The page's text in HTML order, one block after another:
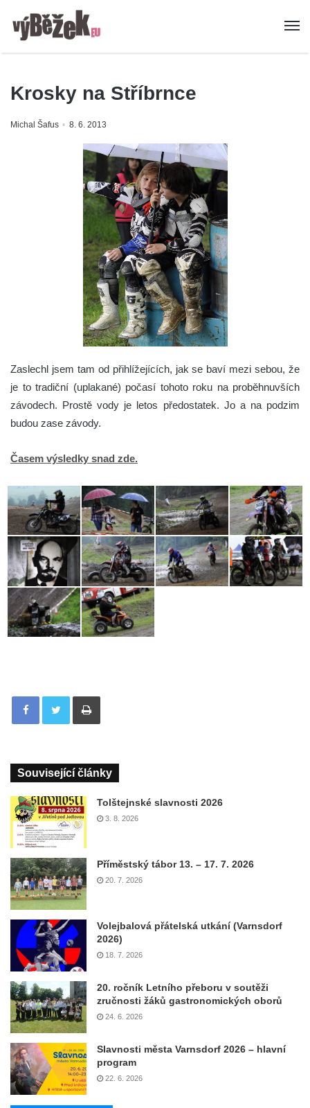
Krosky na Stříbrnce
Michal Šafus 8. 6. 2013
Zaslechl jsem tam od přihlížejících, jak se baví mezi sebou, že
je to tradiční (uplakané) počasí tohoto roku na proběhnuvších
závodech. Prostě vody je letos předostatek. Jo a na podzim
budou zase závody.
Časem výsledky snad zde.
Tisknout
Související články
Tolštejnské slavnosti 2026
3. 8. 2026
Příměstský tábor 13. – 17. 7. 2026
20. 7. 2026
Volejbalová přátelská utkání (Varnsdorf
2026)
18. 7. 2026
20. ročník Letního přeboru v soutěži
zručnosti žáků gastronomických oborů
24. 6. 2026
Slavnosti města Varnsdorf 2026 – hlavní
program
22. 6. 2026